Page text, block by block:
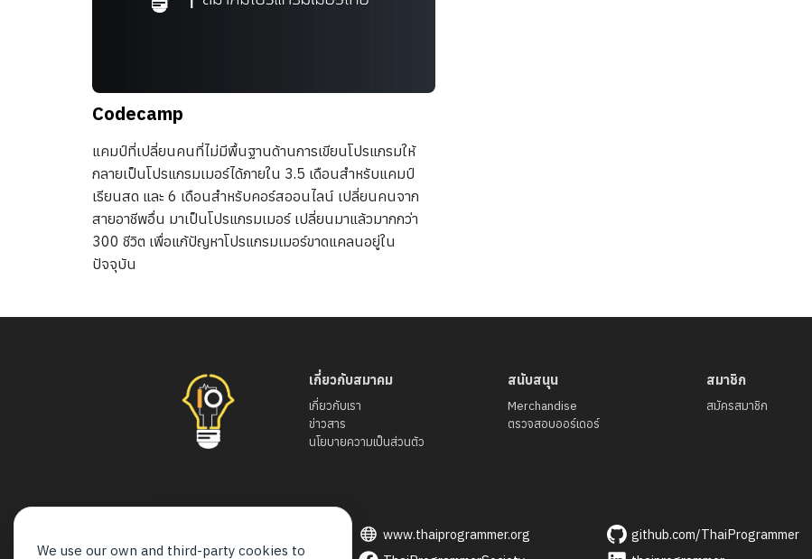
Codecamp
แคมป์ที่เปลี่ยนคนที่ไม่มีพื้นฐานด้านการเขียนโปรแกรมให้
กลายเป็นโปรแกรมเมอร์ได้ภายใน 3.5 เดือนสำหรับแคมป์
เรียนสด และ 6 เดือนสำหรับคอร์สออนไลน์ เปลี่ยนคนจาก
สายอาชีพอื่น มาเป็นโปรแกรมเมอร์ เปลี่ยนมาแล้วมากกว่า
300 ชีวิต เพื่อแก้ปัญหาโปรแกรมเมอร์ขาดแคลนอยู่ใน
ปัจจุบัน
เกี่ยวกับสมาคม
เกี่ยวกับเรา
ข่าวสาร
นโยบายความเป็นส่วนตัว
สนับสนุน
Merchandise
ตรวจสอบออร์เดอร์
สมาชิก
สมัครสมาชิก
ช่องทางติดต่อสมาคม
www.thaiprogrammer.org
github.com/ThaiProgrammer
We use our own and third-party cookies to